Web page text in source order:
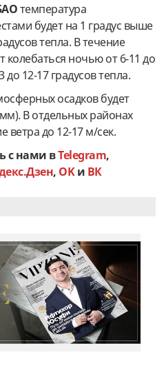
температура
будет на 1 градус выше
тепла. В течение
колебаться ночью от 6-11 до
до 12-17 градусов тепла.
осадков будет
В отдельных районах
ветра до 12-17 м/сек.
с нами вTelegram,
, OKи ВК